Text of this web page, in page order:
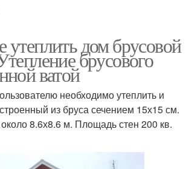
дом брусовой
брусового
ватой
необходимо утеплить и
из бруса сечением 15х15 см.
8.6х8.6 м. Площадь стен 200 кв.